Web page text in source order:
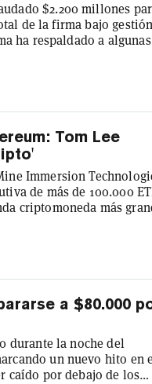
$2.200 millones
de la firma bajo
ha respaldado a
Kalshi, la red
Ahora, el gigante
Tom Lee
Immersion
de más de 100.000
criptomoneda más
tras compras
la mayor adquisición
a $80.000
durante la noche del
un nuevo hito en
caído por debajo de los